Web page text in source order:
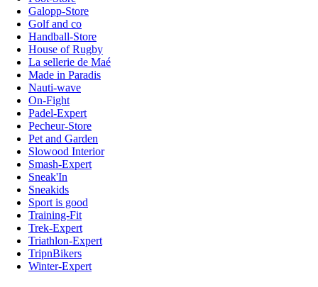
Galopp-Store
Golf and co
Handball-Store
House of Rugby
La sellerie de Maé
Made in Paradis
Nauti-wave
On-Fight
Padel-Expert
Pecheur-Store
Pet and Garden
Slowood Interior
Smash-Expert
Sneak'In
Sneakids
Sport is good
Training-Fit
Trek-Expert
Triathlon-Expert
TripnBikers
Winter-Expert